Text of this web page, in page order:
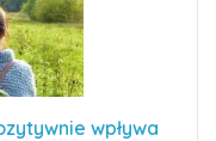
wpływa